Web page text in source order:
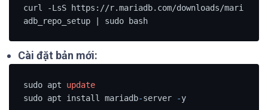
curl -LsS https://r.mariadb.com/downloads/mari
adb_repo_setup | sudo bash
Cài đặt bản mới:
sudo apt update
sudo apt install mariadb-server - y